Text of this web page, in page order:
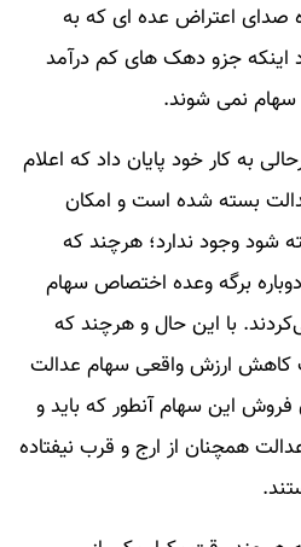
صدای اعتراض عده ای که به
جزو دهک های کم درآمد
نمی شوند.
به کار خود پایان داد که اعلام
بسته شده است و امکان
شود وجود ندارد؛ هرچند که
برگه وعده اختصاص سهام
با این حال و هرچند که
کاهش ارزش واقعی سهام عدالت
این سهام آنطور که باید و
همچنان از ارج و قرب نیفتاده